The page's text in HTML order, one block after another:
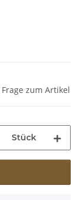
Frage zum Artikel
Stück